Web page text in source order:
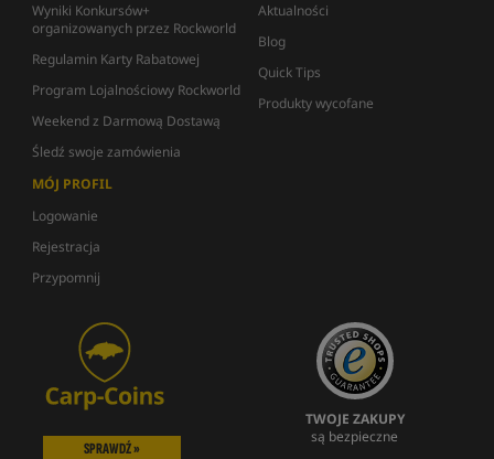
Wyniki Konkursów+
organizowanych przez Rockworld
Regulamin Karty Rabatowej
Program Lojalnościowy Rockworld
Weekend z Darmową Dostawą
Śledź swoje zamówienia
Aktualności
Blog
Quick Tips
Produkty wycofane
MÓJ PROFIL
Logowanie
Rejestracja
Przypomnij
SPRAWDŹ »
TWOJE ZAKUPY
są bezpieczne